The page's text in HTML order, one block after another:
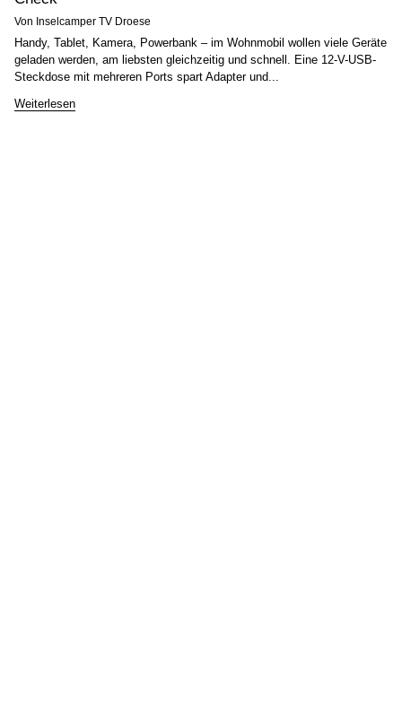
Von Inselcamper TV Droese
Handy, Tablet, Kamera, Powerbank – im Wohnmobil wollen viele Geräte
geladen werden, am liebsten gleichzeitig und schnell. Eine 12-V-USB-
Steckdose mit mehreren Ports spart Adapter und...
Weiterlesen